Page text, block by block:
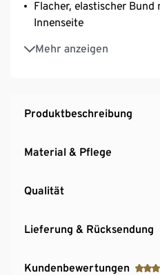
Flacher, elastischer
Innenseite
Mehr anzeigen
Bequeme
Seitennähte – liegen
Produktbeschreibung
Material & Pflege
Qualität
Lieferung & Rücksendung
Kundenbewertungen